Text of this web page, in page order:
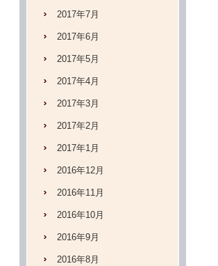
2017年7月
2017年6月
2017年5月
2017年4月
2017年3月
2017年2月
2017年1月
2016年12月
2016年11月
2016年10月
2016年9月
2016年8月